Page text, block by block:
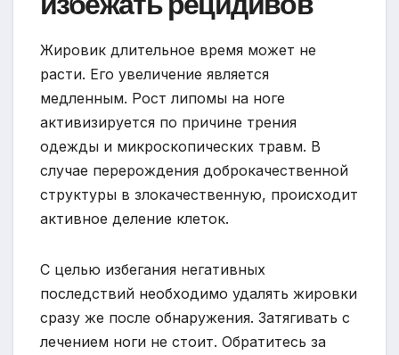
Жировик длительное время может не
расти. Его увеличение является
медленным. Рост липомы на ноге
активизируется по причине трения
одежды и микроскопических травм. В
случае перерождения доброкачественной
структуры в злокачественную, происходит
активное деление клеток.
С целью избегания негативных
последствий необходимо удалять жировки
сразу же после обнаружения. Затягивать с
лечением ноги не стоит. Обратитесь за